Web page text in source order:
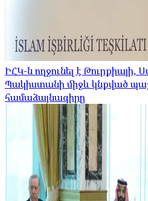
ԻՀԿ-ն ողջունել է Թուրքիայի,
Պակիստանի միջև կնքված
համաձայնագիրը